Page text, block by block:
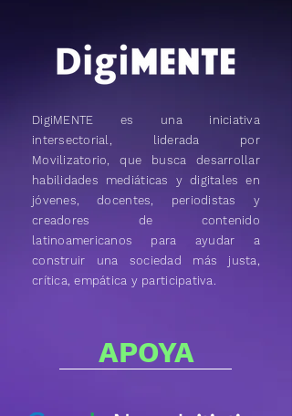
DigiMENTE es una iniciativa
intersectorial, liderada por
Movilizatorio, que busca desarrollar
habilidades mediáticas y digitales en
jóvenes, docentes, periodistas y
creadores de contenido
latinoamericanos para ayudar a
construir una sociedad más justa,
crítica, empática y participativa.
APOYA